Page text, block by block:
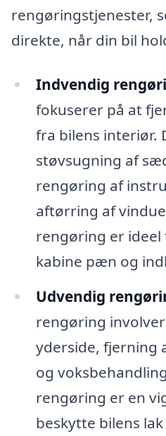
rengøringstjenester,
direkte, når din bil
Indvendig
fokuserer på at
fra bilens interiør.
støvsugning af
rengøring af
aftørring af
rengøring er ideel
kabine pæn og
Udvendig
rengøring
yderside, fjerning
og
rengøring er en
beskytte bilens